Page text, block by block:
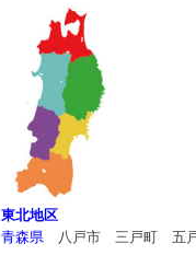
東北地区
青森県 八戸市 三戸町 五